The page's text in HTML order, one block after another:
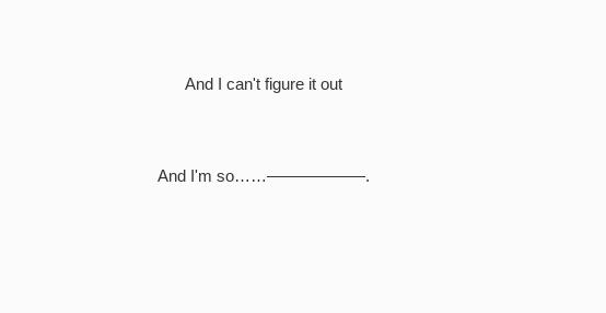
And I can't figure it out
And I'm so……――――――.